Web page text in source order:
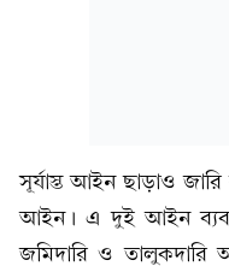
সূর্যাস্ত আইন ছাড়াও
আইন। এ দুই আইন
জমিদারি ও তালুকদারি